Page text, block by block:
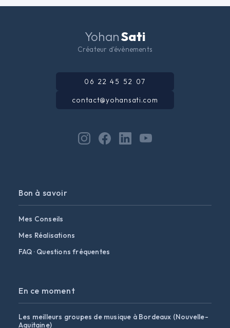
YohanSati
Créateur d'évènements
06 22 45 52 07
contact@yohansati.com
Bon à savoir
Mes Conseils
Mes Réalisations
FAQ · Questions fréquentes
En ce moment
Les meilleurs groupes de musique à Bordeaux (Nouvelle-
Aquitaine)